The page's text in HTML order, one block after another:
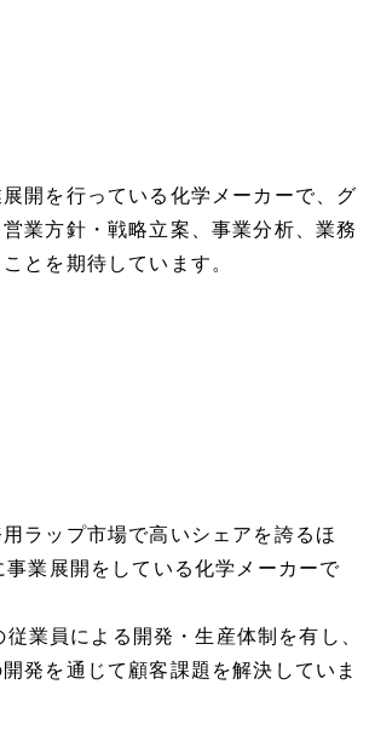
開を行っている化学メーカーで、グ
業方針・戦略立案、事業分析、業務
とを期待しています。
ラップ市場で高いシェアを誇るほ
業展開をしている化学メーカーで
業員による開発・生産体制を有し、
発を通じて顧客課題を解決していま